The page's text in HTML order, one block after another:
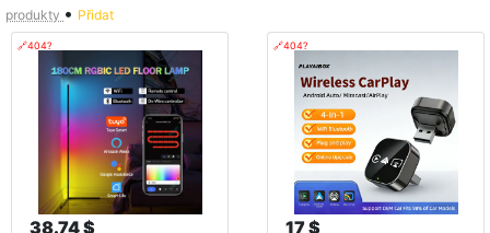
produkty • Přidat
🔗404?
38.74 $
🔗404?
17 $